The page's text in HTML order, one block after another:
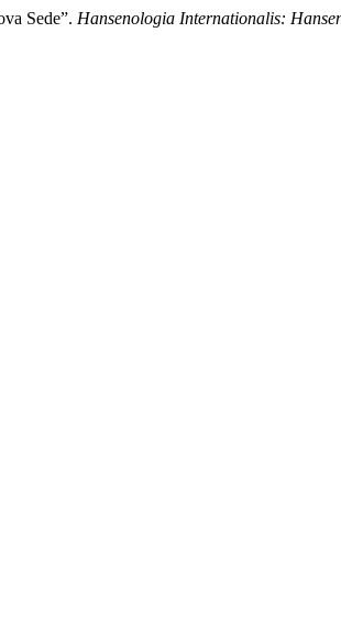
Sede”. Hansenologia Internationalis: